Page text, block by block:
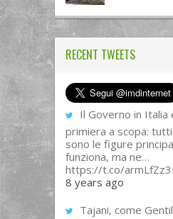
RECENT TWEETS
Il Governo in Italia
primiera a scopa:
sono le figure
funziona, ma ne…
https://t.co/
8 years ago
Tajani, come